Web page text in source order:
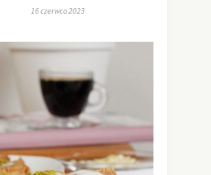
16 czerwca 2023